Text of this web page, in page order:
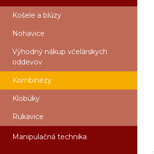
Košele a blúzy
Nohavice
Výhodný nákup včelárskych
oddevov
Kombinézy
Klobúky
Rukavice
Manipulačná technika